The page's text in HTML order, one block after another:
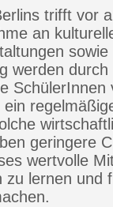
trifft vor
an
werden
SchülerInnen
geringere
wertvolle
zu lernen und